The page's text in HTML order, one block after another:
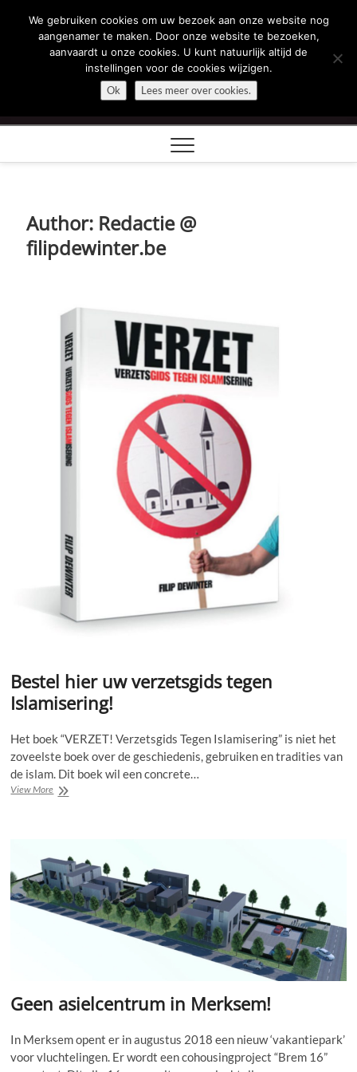
content
Filip Dewinter
ZEGT WAT U DENKT
Author: Redactie @
filipdewinter.be
Bestel hier uw verzetsgids tegen
Islamisering!
Het boek “VERZET! Verzetsgids Tegen Islamisering” is niet het
zoveelste boek over de geschiedenis, gebruiken en tradities van
de islam. Dit boek wil een concrete…
View MoreBestel
Islamisering!
Geen asielcentrum in Merksem!
In Merksem opent er in augustus 2018 een nieuw ‘vakantiepark’
voor vluchtelingen. Er wordt een cohousingproject “Brem 16”
We gebruiken cookies om uw bezoek aan onze website nog
aangenamer te maken. Door onze website te bezoeken,
aanvaardt u onze cookies. U kunt natuurlijk altijd de
instellingen voor de cookies wijzigen.
Ok
Lees meer over cookies.